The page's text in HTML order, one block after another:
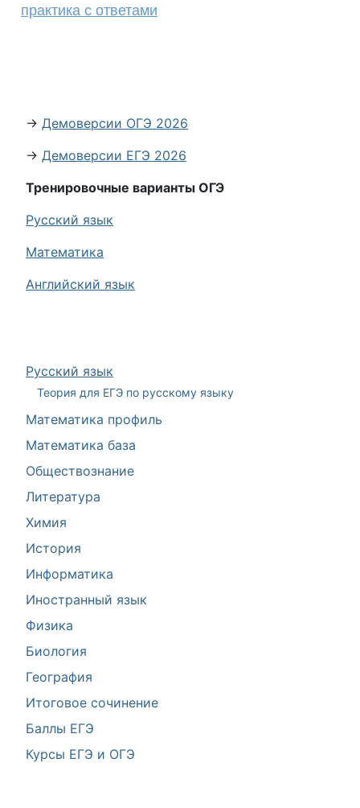
Русский язык
Теория для ЕГЭ по русскому языку
Математика профиль
Математика база
Обществознание
Литература
Химия
История
Информатика
Иностранный язык
Физика
Биология
География
Итоговое сочинение
Баллы ЕГЭ
Курсы ЕГЭ и ОГЭ
практика с ответами
→ Демоверсии ОГЭ 2026
→ Демоверсии ЕГЭ 2026
Тренировочные варианты ОГЭ
Русский язык
Математика
Английский язык